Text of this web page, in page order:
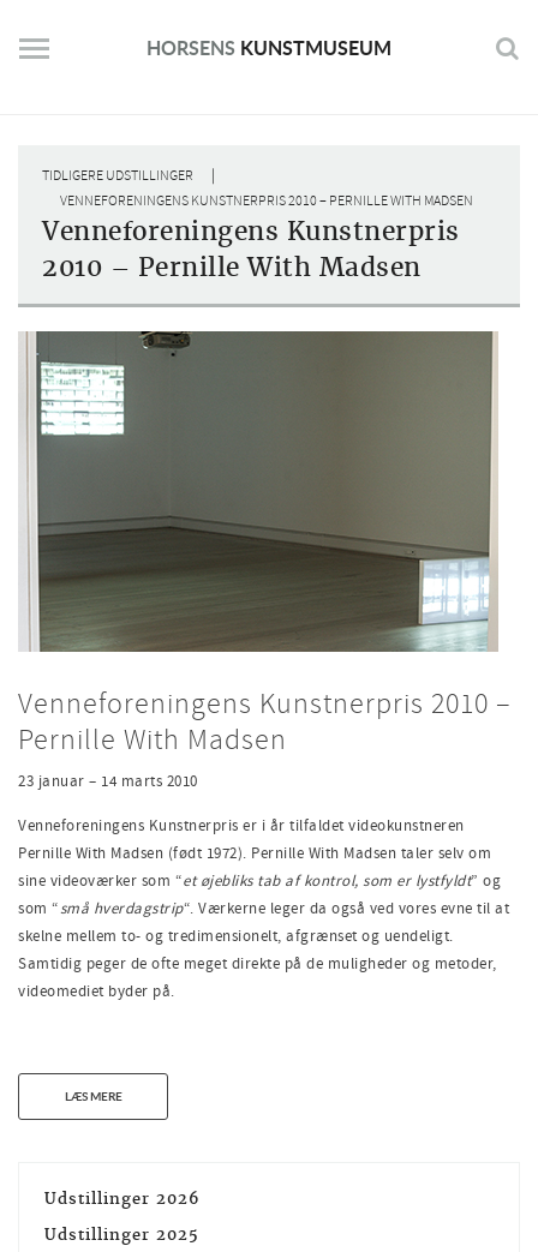
content
HORSENS KUNSTMUSEUM
TIDLIGERE UDSTILLINGER |
VENNEFORENINGENS KUNSTNERPRIS 2010 – PERNILLE WITH MADSEN
Venneforeningens Kunstnerpris
2010 – Pernille With Madsen
Venneforeningens Kunstnerpris 2010 –
Pernille With Madsen
23 januar – 14 marts 2010
Venneforeningens Kunstnerpris er i år tilfaldet videokunstneren
Pernille With Madsen (født 1972). Pernille With Madsen taler selv om
sine videoværker som “et øjebliks tab af kontrol, som er lystfyldt” og
som “små hverdagstrip“. Værkerne leger da også ved vores evne til at
skelne mellem to- og tredimensionelt, afgrænset og uendeligt.
Samtidig peger de ofte meget direkte på de muligheder og metoder,
videomediet byder på.
LÆS MERE
Udstillinger 2026
Udstillinger 2025